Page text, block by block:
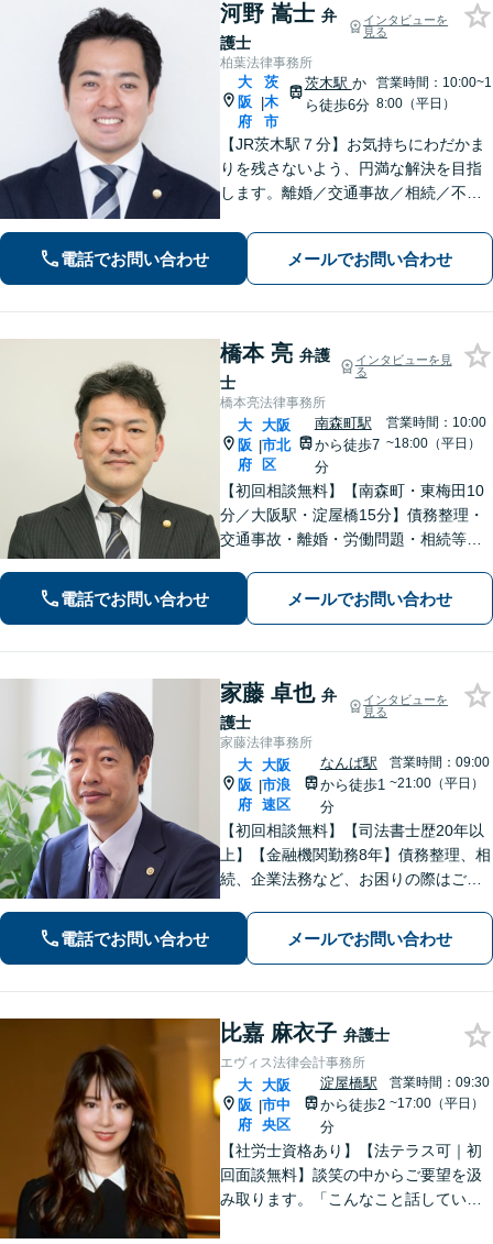
河野 嵩士 弁
護士
インタビューを
見る
柏葉法律事務所
大
阪
府
|
茨
木
市
茨木駅 か
ら徒歩6分
営業時間：10:00~1
8:00（平日）
【JR茨木駅７分】お気持ちにわだかま
りを残さないよう、円満な解決を目指
します。離婚／交通事故／相続／不動
などの刑事事件にも幅広く対応。紛争
化してしてしまった問題も、より良い
着地点を探り、交渉を重ねます【初回
相談無料】
電話でお問い合わせ メールでお問い合わせ
橋本 亮 弁護
士
インタビューを見
る
橋本亮法律事務所
大
阪
府
|
大阪
市北
区
南森町駅
から徒歩7
分
営業時間：10:00
~18:00（平日）
【初回相談無料】【南森町・東梅田10
分／大阪駅・淀屋橋15分】債務整理・
交通事故・離婚・労働問題・相続等の
る前に一人の人間として、お話を丁寧
に聞き、依頼者様にとって最良の解決
電話でお問い合わせ メールでお問い合わせ
家藤 卓也 弁
護士
インタビューを
見る
家藤法律事務所
大
阪
府
|
大阪
市浪
速区
なんば駅
から徒歩1
分
営業時間：09:00
~21:00（平日）
【初回相談無料】【司法書士歴20年以
上】【金融機関勤務8年】債務整理、相
続、企業法務など、お困りの際はご相
りを大切にしております。悩む前に、
一度弁護士にご相談ください。【電話
電話でお問い合わせ メールでお問い合わせ
比嘉 麻衣子 弁護士
エヴィス法律会計事務所
大
阪
府
|
大阪
市中
央区
淀屋橋駅
から徒歩2
分
営業時間：09:30
~17:00（平日）
【社労士資格あり】【法テラス可｜初
回面談無料】談笑の中からご要望を汲
み取ります。「こんなこと話していい